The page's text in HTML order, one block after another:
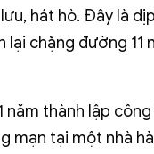
hát hò. Đây là
chặng đường 11
năm thành lập
mạn tại một nhà